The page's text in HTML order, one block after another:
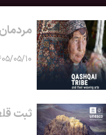
۱۴۰۵/۰۵/
ثبت